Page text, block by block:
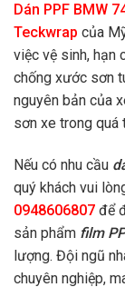
Dán PPF BMW
Teckwrap của
việc vệ sinh, hạn
chống xước sơn
nguyên bản của
sơn xe trong quá
Nếu có nhu cầu
quý khách vui
0948606807 để
sản phẩm film
lượng. Đội ngũ
chuyên nghiệp,